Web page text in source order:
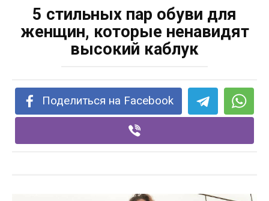
5 стильных пар обуви для
женщин, которые ненавидят
высокий каблук
Поделиться на Facebook